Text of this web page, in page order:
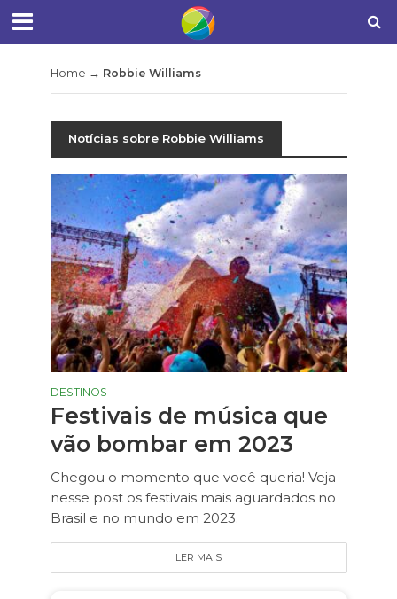
Home → Robbie Williams
Notícias sobre Robbie Williams
DESTINOS
Festivais de música que
vão bombar em 2023
Chegou o momento que você queria! Veja
nesse post os festivais mais aguardados no
Brasil e no mundo em 2023.
LER MAIS